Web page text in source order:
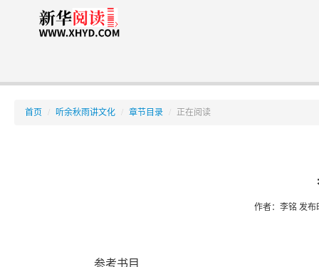
首页 听余秋雨讲文化 章节目录 正在阅读
作者：李铭 发布
参考书目